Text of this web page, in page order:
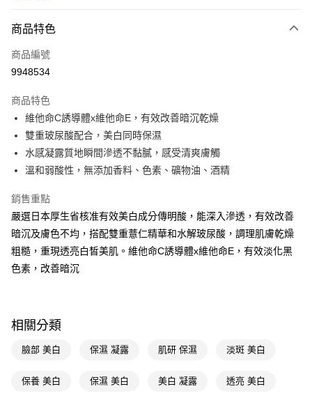
超商取貨付款
LINE Pay
街口支付
悠遊付
Google Pay
相關說明
【關於「AFTEE先享後付」】
AFTEE先享後付是「在收到商品之後才付款」的支付方式。 讓您購物簡單
１．簡單：不需註冊會員、不需綁卡、不需儲值。
２．便利：只要手機號碼，簡訊認證，即可結帳。
１．於結帳方式選擇「AFTEE先享後付」後，將跳轉至「AFTEE先享後付」
結帳頁面，進行簡訊認證並確認金額後，即可完成結帳。
３．收到繳費通知簡訊後14天內，點擊此簡訊中的連結，可透過四大超商／
※ 請注意：結帳手續完成當下不需立刻繳費，但若您需要取消訂單，請聯絡
即享券
運送方式
付款後全家取貨
每筆NT$65，滿NT$390(含以上)免運費
商品特色
商品編號
9948534
商品特色
維他命C誘導體x維他命E，有效改善暗沉乾燥
雙重玻尿酸配合，美白同時保濕
水感凝露質地瞬間滲透不黏膩，感受清爽膚觸
溫和弱酸性，無添加香料、色素、礦物油、酒精
銷售重點
嚴選日本厚生省核准有效美白成分傳明酸，能深入滲透，有效改善
暗沉及膚色不均，搭配雙重薏仁精華和水解玻尿酸，調理肌膚乾燥
粗糙，重現透亮白皙美肌。維他命C誘導體x維他命E，有效淡化黑
色素，改善暗沉
相關分類
臉部 美白 保濕 凝露 肌研 保濕 淡斑 美白
保養 美白 保濕 美白 美白 凝露 透亮 美白